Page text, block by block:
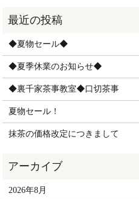
◆夏物セール◆
◆夏季休業のお知らせ◆
◆裏千家茶事教室◆口切茶事
夏物セール！
抹茶の価格改定につきまして
2026年8月